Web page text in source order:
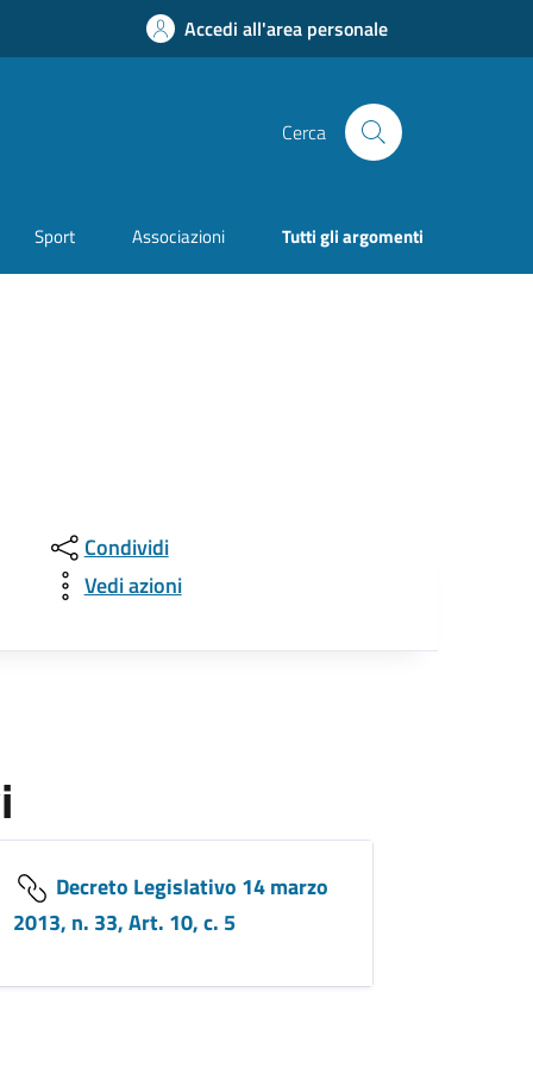
Accedi all'area personale
Cerca
Sport Associazioni Tutti gli argomenti
Condividi
Vedi azioni
Decreto Legislativo 14 marzo
2013, n. 33, Art. 10, c. 5